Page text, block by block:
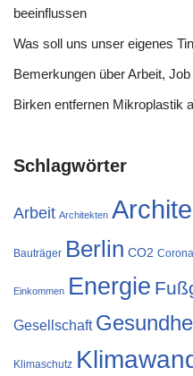
beeinflussen
Was soll uns unser eigenes
Bemerkungen über Arbeit,
Birken entfernen Mikroplastik
Schlagwörter
Arbeit Architekten
Bauträger Berlin CO2 Corona
Einkommen Energie
Gesellschaft
Klimaschutz